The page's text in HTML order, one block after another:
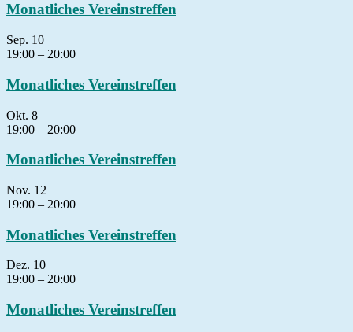
Monatliches Vereinstreffen
Sep. 10
19:00 – 20:00
Monatliches Vereinstreffen
Okt. 8
19:00 – 20:00
Monatliches Vereinstreffen
Nov. 12
19:00 – 20:00
Monatliches Vereinstreffen
Dez. 10
19:00 – 20:00
Monatliches Vereinstreffen